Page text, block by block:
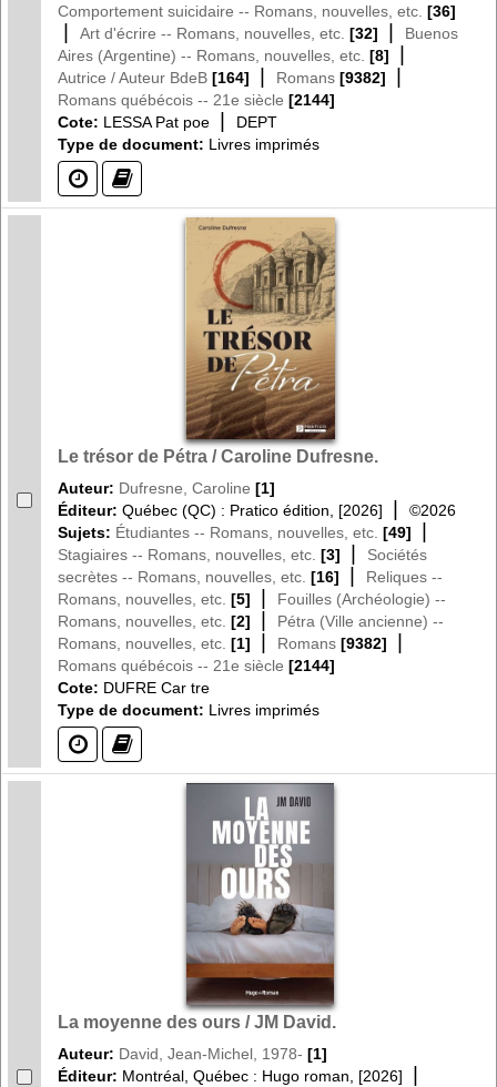
Comportement suicidaire -- Romans, nouvelles, etc. [36]
| Art d'écrire -- Romans, nouvelles, etc. [32] |
Buenos
Aires (Argentine) -- Romans, nouvelles, etc. [8] |
Autrice / Auteur BdeB [164] | Romans [9382] |
Romans québécois -- 21e siècle [2144]
Cote: LESSA Pat poe |
DEPT
Type de document: Livres imprimés
(?) (?)
Le trésor de Pétra / Caroline Dufresne.
Auteur: Dufresne, Caroline [1]
Éditeur: Québec (QC) : Pratico édition, [2026] |
©2026
Sujets: Étudiantes -- Romans, nouvelles, etc. [49] |
Stagiaires -- Romans, nouvelles, etc. [3] |
Sociétés
secrètes -- Romans, nouvelles, etc. [16] |
Reliques --
Romans, nouvelles, etc. [5] |
Fouilles (Archéologie) --
Romans, nouvelles, etc. [2] |
Pétra (Ville ancienne) --
Romans, nouvelles, etc. [1] | Romans [9382] |
Romans québécois -- 21e siècle [2144]
Cote: DUFRE Car tre
Type de document: Livres imprimés
(?) (?)
La moyenne des ours / JM David.
Auteur: David, Jean-Michel, 1978- [1]
Éditeur: Montréal, Québec : Hugo roman, [2026] |